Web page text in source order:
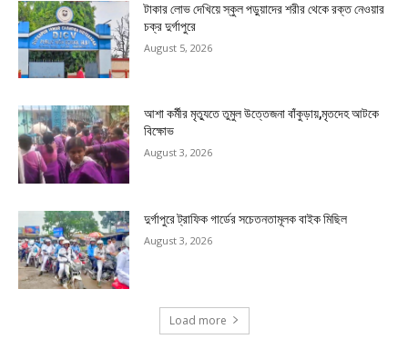
টাকার লোভ দেখিয়ে স্কুল পড়ুয়াদের শরীর থেকে রক্ত নেওয়ার
চক্র দুর্গাপুরে
August 5, 2026
আশা কর্মীর মৃত্যুতে তুমুল উত্তেজনা বাঁকুড়ায়,মৃতদেহ আটকে
বিক্ষোভ
August 3, 2026
দুর্গাপুরে ট্রাফিক গার্ডের সচেতনতামূলক বাইক মিছিল
August 3, 2026
Load more